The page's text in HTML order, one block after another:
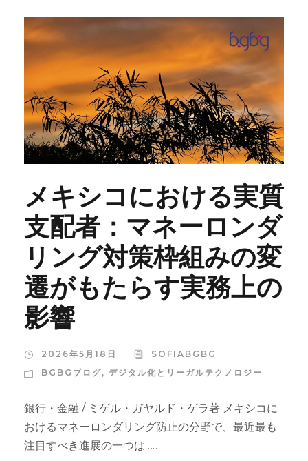
メキシコにおける実質
支配者：マネーロンダ
リング対策枠組みの変
遷がもたらす実務上の
影響
2026年5月18日
SOFIABGBG
BGBGブログ, デジタル化とリーガルテクノロジー
銀行・金融 / ミゲル・ガヤルド・ゲラ著 メキシコに
おけるマネーロンダリング防止の分野で、最近最も
注目すべき進展の一つは……